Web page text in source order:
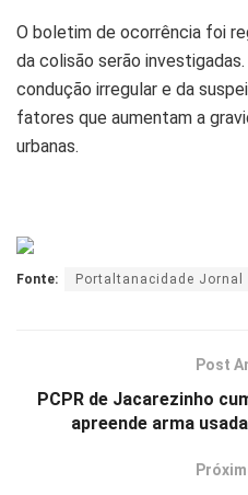
O boletim de ocorrência foi
da colisão serão
condução irregular e da
fatores que aumentam a
urbanas.
Fonte: Portaltanacidade Jornal
Post
PCPR de Jacarezinho
apreende arma